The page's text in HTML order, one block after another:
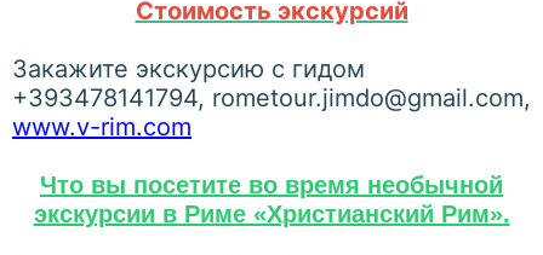
Стоимость экскурсий
Закажите экскурсию с гидом
+393478141794, rometour.jimdo@gmail.com,
www.v-rim.com
Что вы посетите во время необычной
экскурсии в Риме «Христианский Рим».